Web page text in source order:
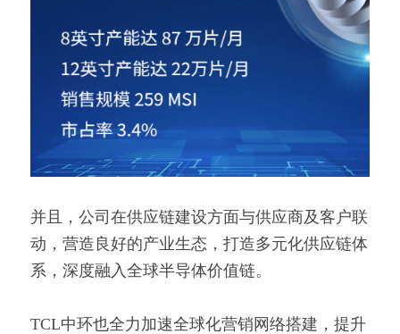
并且，公司在供应链建设方面与供应商及客户联
动，营造良好的产业生态，打造多元化供应链体
系，深度融入全球半导体价值链。
TCL中环也全力加速全球化营销网络搭建，提升